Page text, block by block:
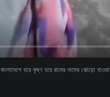
বাংলাদেশে হরে কৃষ্ণ হরে রামের নামের ঝোড়ো হাওয়া